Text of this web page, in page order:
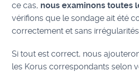
ce cas, nous examinons toutes
vérifions que le sondage ait été
correctement et sans
Si tout est correct, nous
les Korus correspondants selon